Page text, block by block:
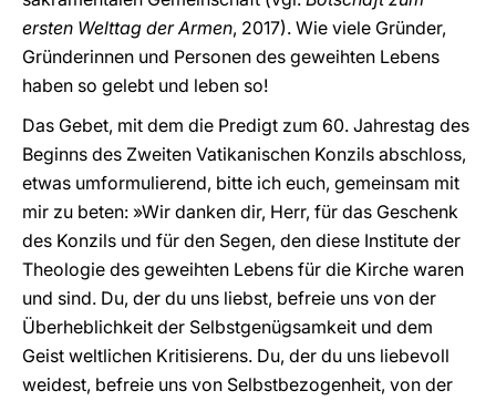
ersten Welttag der Armen, 2017). Wie viele Gründer,
Gründerinnen und Personen des geweihten Lebens
haben so gelebt und leben so!
Das Gebet, mit dem die Predigt zum 60. Jahrestag des
Beginns des Zweiten Vatikanischen Konzils abschloss,
etwas umformulierend, bitte ich euch, gemeinsam mit
mir zu beten: »Wir danken dir, Herr, für das Geschenk
des Konzils und für den Segen, den diese Institute der
Theologie des geweihten Lebens für die Kirche waren
und sind. Du, der du uns liebst, befreie uns von der
Überheblichkeit der Selbstgenügsamkeit und dem
Geist weltlichen Kritisierens. Du, der du uns liebevoll
weidest, befreie uns von Selbstbezogenheit, von der